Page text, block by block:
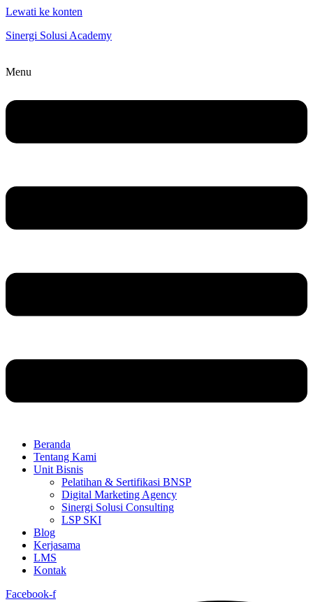
Lewati ke konten
Sinergi Solusi Academy
Menu
Beranda
Tentang Kami
Unit Bisnis
Pelatihan & Sertifikasi BNSP
Digital Marketing Agency
Sinergi Solusi Consulting
LSP SKI
Blog
Kerjasama
LMS
Kontak
Facebook-f